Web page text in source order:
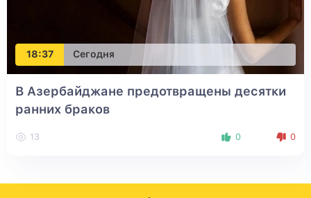
18:37 Сегодня
В Азербайджане предотвращены десятки
ранних браков
13 0 0